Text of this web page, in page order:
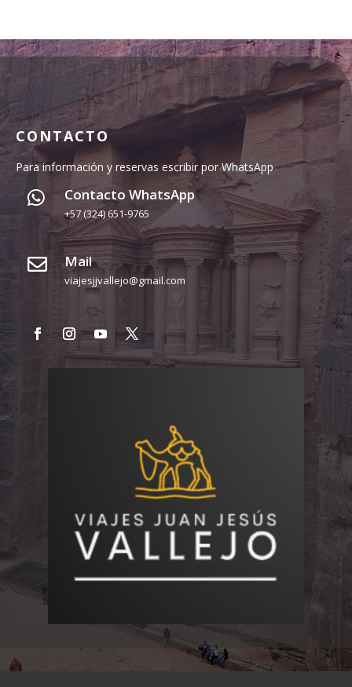
CONTACTO
Para información y reservas escribir por WhatsApp
 Contacto WhatsApp
+57 (324) 651-9765
 Mail
viajesjjvallejo@gmail.com